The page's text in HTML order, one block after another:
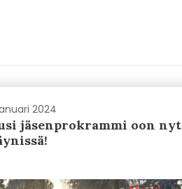
2024
jäsenprokrammi oon nyt